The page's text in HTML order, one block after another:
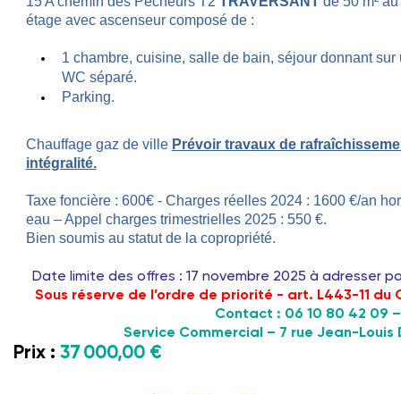
étage avec ascenseur composé de :
1 chambre, cuisine, salle de bain, séjour donnant sur
WC séparé.
Parking.
Chauffage gaz de ville Prévoir travaux de
intégralité.
Taxe foncière : 600€ - Charges réelles 2024 : 1600 €/an
eau – Appel charges trimestrielles 2025 : 550 €.
Bien soumis au statut de la copropriété.
Date limite des offres : 17 novembre 2025 à adresser
Sous réserve de l’ordre de priorité - art. L443-11 du
Contact : 06 10 80 42 09
Service Commercial – 7 rue Jean-
Prix : 37 000,00 €